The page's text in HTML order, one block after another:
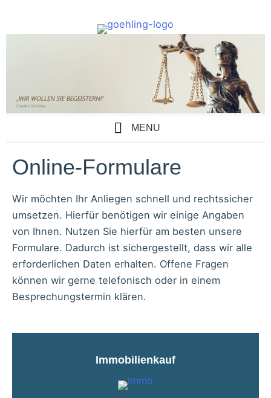
MENU
Online-Formulare
Wir möchten Ihr Anliegen schnell und rechtssicher
umsetzen. Hierfür benötigen wir einige Angaben
von Ihnen. Nutzen Sie hierfür am besten unsere
Formulare. Dadurch ist sichergestellt, dass wir alle
erforderlichen Daten erhalten. Offene Fragen
können wir gerne telefonisch oder in einem
Besprechungstermin klären.
Immobilienkauf